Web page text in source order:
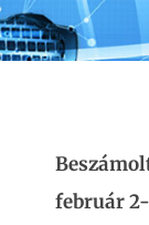
február